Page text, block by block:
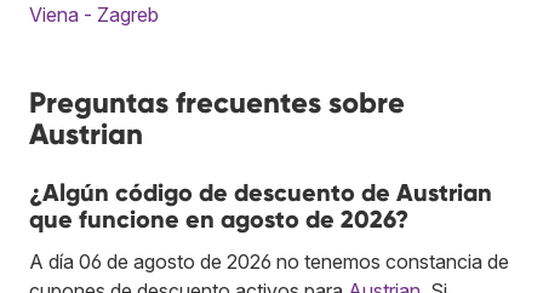
Viena - Zagreb
Preguntas frecuentes sobre
Austrian
¿Algún código de descuento de Austrian
que funcione en agosto de 2026?
A día 06 de agosto de 2026 no tenemos constancia de